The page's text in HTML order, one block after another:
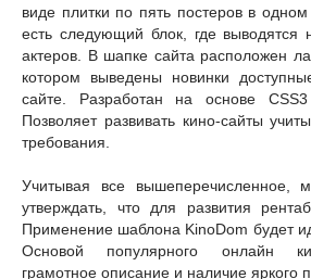
виде плитки по пять постеров в
есть следующий блок, где выводятся
актеров. В шапке сайта расположен
котором выведены новинки
сайте. Разработан на основе
Позволяет развивать кино-сайты
требования.
Учитывая все вышеперечисленное,
утверждать, что для развития
Применение шаблона KinoDom будет
Основой популярного онлайн
грамотное описание и наличие яркого